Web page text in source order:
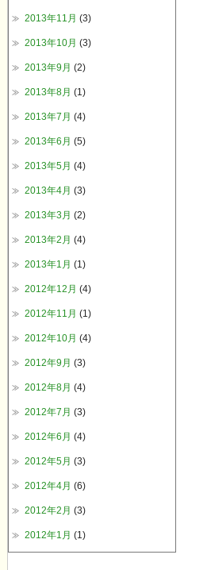
2013年11月 (3)
2013年10月 (3)
2013年9月 (2)
2013年8月 (1)
2013年7月 (4)
2013年6月 (5)
2013年5月 (4)
2013年4月 (3)
2013年3月 (2)
2013年2月 (4)
2013年1月 (1)
2012年12月 (4)
2012年11月 (1)
2012年10月 (4)
2012年9月 (3)
2012年8月 (4)
2012年7月 (3)
2012年6月 (4)
2012年5月 (3)
2012年4月 (6)
2012年2月 (3)
2012年1月 (1)